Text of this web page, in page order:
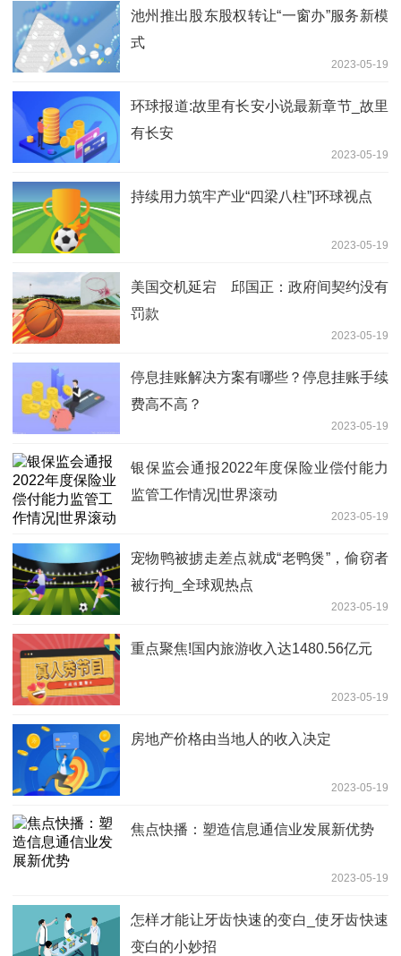
池州推出股东股权转让“一窗办”服务新模
式
2023-05-19
环球报道:故里有长安小说最新章节_故里
有长安
2023-05-19
持续用力筑牢产业“四梁八柱”|环球视点
2023-05-19
美国交机延宕 邱国正：政府间契约没有
罚款
2023-05-19
停息挂账解决方案有哪些？停息挂账手续
费高不高？
2023-05-19
银保监会通报2022年度保险业偿付能力
监管工作情况|世界滚动
2023-05-19
宠物鸭被掳走差点就成“老鸭煲”，偷窃者
被行拘_全球观热点
2023-05-19
重点聚焦!国内旅游收入达1480.56亿元
2023-05-19
房地产价格由当地人的收入决定
2023-05-19
焦点快播：塑造信息通信业发展新优势
2023-05-19
怎样才能让牙齿快速的变白_使牙齿快速
变白的小妙招